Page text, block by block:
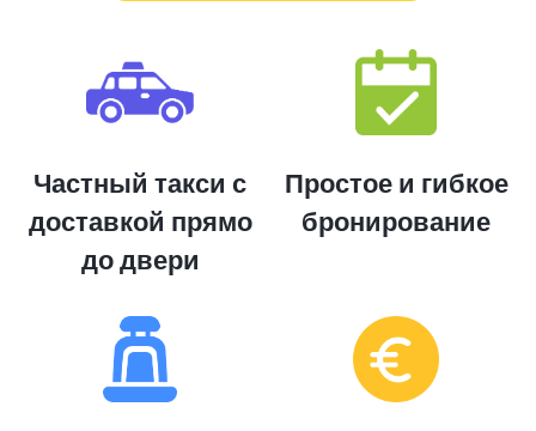
Частный такси с
доставкой прямо
до двери
Простое и гибкое
бронирование